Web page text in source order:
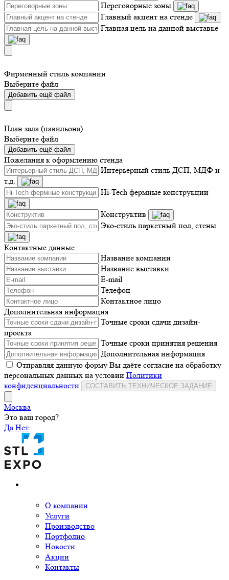
Переговорные зоны
Главный акцент на стенде
Главная цель на данной выставке
Фирменный стиль компании
Выберите файл
Добавить ещё файл
План зала (павильона)
Выберите файл
Добавить ещё файл
Пожелания к оформлению стенда
Интерьерный стиль ДСП, МДФ и
т.д.
Hi-Tech фермные конструкции
Конструктив
Эко-стиль паркетный пол, стены
Контактные данные
Название компании
Название выставки
E-mail
Телефон
Контактное лицо
Дополнительная информация
Точные сроки сдачи дизайн-
проекта
Точные сроки принятия решения
Дополнительная информация
Отправляя данную форму Вы даёте согласие на обработку
персональных данных на условии Политики
конфиденциальности
СОСТАВИТЬ ТЕХНИЧЕСКОЕ ЗАДАНИЕ
Москва
Это ваш город?
Да Нет
О компании
Услуги
Производство
Портфолио
Новости
Акции
Контакты